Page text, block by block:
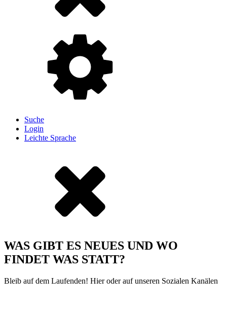
Suche
Login
Leichte Sprache
WAS GIBT ES NEUES UND WO
FINDET WAS STATT?
Bleib auf dem Laufenden! Hier oder auf unseren Sozialen Kanälen